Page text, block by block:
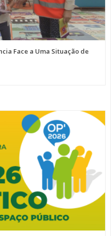
Face a Uma Situação de